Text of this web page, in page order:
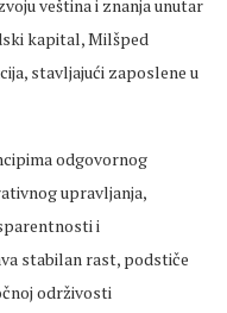
veština i znanja unutar
kapital, Milšped
stavljajući zaposlene u
odgovornog
upravljanja,
i
stabilan rast, podstiče
održivosti